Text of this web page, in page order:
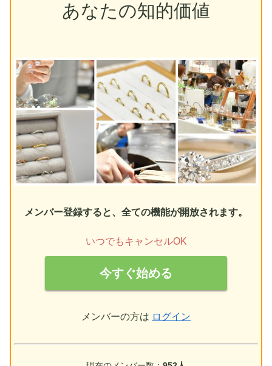
あなたの知的価値
メンバー登録すると、全ての機能が開放されます。
いつでもキャンセルOK
今すぐ始める
メンバーの方は ログイン